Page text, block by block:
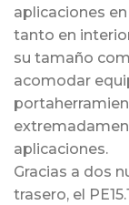
aplicaciones
tanto en
su tamaño
acomodar
aplicaciones.
Gracias a dos
trasero, el